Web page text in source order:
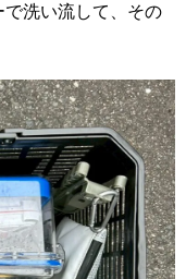
で洗い流して、その